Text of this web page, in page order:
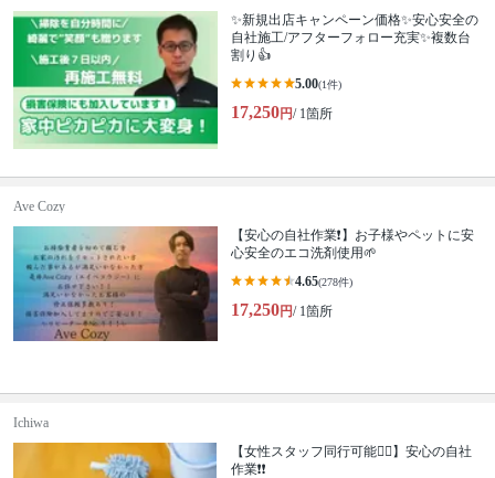
✨新規出店キャンペーン価格✨安心安全の
自社施工/アフターフォロー充実✨複数台
割り👍
5.00(1件)
17,250円/ 1箇所
Ave Cozy
【安心の自社作業❗️】お子様やペットに安
心安全のエコ洗剤使用🌱
4.65(278件)
17,250円/ 1箇所
Ichiwa
【女性スタッフ同行可能🙆‍♀️】安心の自社
作業❗️❗️